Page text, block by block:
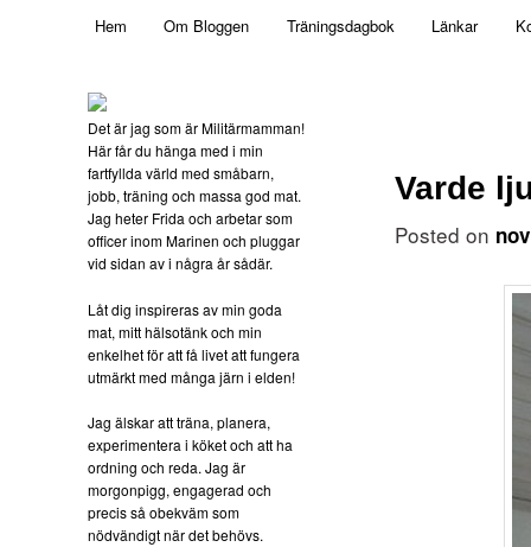
Militärmamman
Skip to primary content
Hem Om Bloggen Träningsdagbok Länkar
Varde
Posted on
Det är jag som är Militärmamman!
Här får du hänga med i min
fartfyllda värld med småbarn,
jobb, träning och massa god mat.
Jag heter Frida och arbetar som
officer inom Marinen och pluggar
vid sidan av i några år sådär.
Låt dig inspireras av min goda
mat, mitt hälsotänk och min
enkelhet för att få livet att fungera
utmärkt med många järn i elden!
Jag älskar att träna, planera,
experimentera i köket och att ha
ordning och reda. Jag är
morgonpigg, engagerad och
precis så obekväm som
nödvändigt när det behövs.